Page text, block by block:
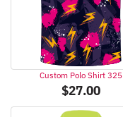
Custom Polo Shirt 325
$27.00